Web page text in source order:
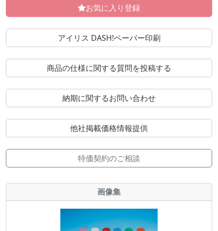
お気に入り登録
アイリス DASH!ペーパー印刷
商品の仕様に関する質問を投稿する
納期に関するお問い合わせ
他社掲載価格情報提供
特価契約のご相談
画像集